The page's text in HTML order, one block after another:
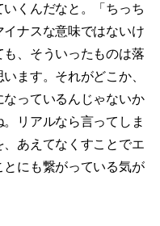
くんだなと。「ちっち
ナスな意味ではないけ
、そういったものは落
ます。それがどこか、
っているんじゃないか
リアルなら言ってしま
あえてなくすことでエ
にも繋がっている気が